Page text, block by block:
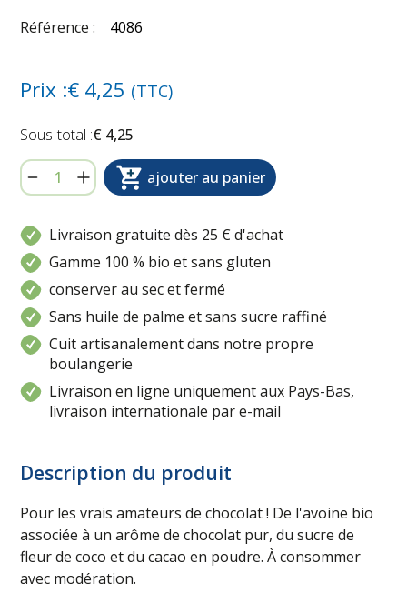
Référence : 4086
Prix :€ 4,25 (TTC)
€ 4,25
ajouter au panier
Livraison gratuite dès 25 € d'achat
Gamme 100 % bio et sans gluten
conserver au sec et fermé
Sans huile de palme et sans sucre raffiné
Cuit artisanalement dans notre propre
boulangerie
Livraison en ligne uniquement aux Pays-Bas,
livraison internationale par e-mail
Description du produit
Pour les vrais amateurs de chocolat ! De l'avoine bio
associée à un arôme de chocolat pur, du sucre de
fleur de coco et du cacao en poudre. À consommer
avec modération.